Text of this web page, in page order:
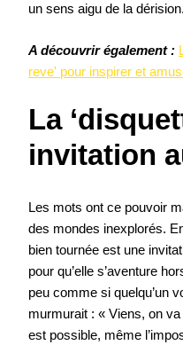
un sens aigu de la dérision.
A découvrir également :
reve' pour inspirer et
La
invitation
Les mots ont ce pouvoir
des mondes inexplorés.
bien tournée est une
pour qu’elle s’aventure
peu comme si quelqu’un
murmurait : « Viens, on
est possible, même